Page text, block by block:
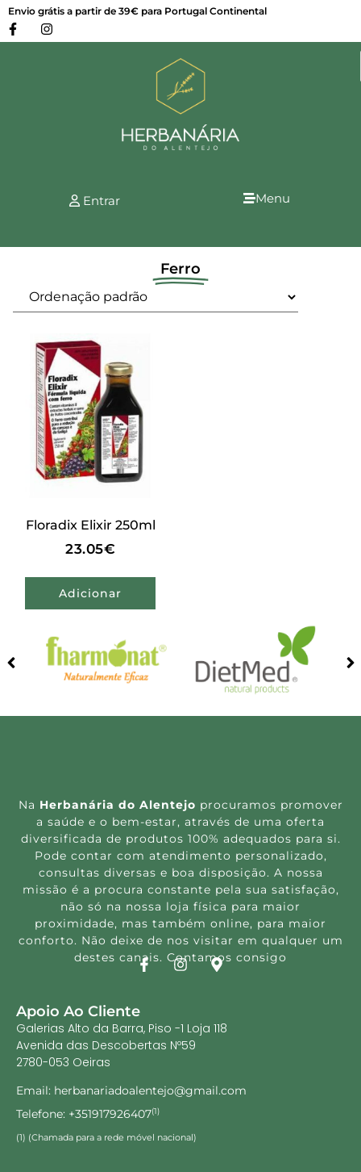
Envio grátis a partir de 39€ para Portugal Continental
Entrar Menu
Ferro
Floradix Elixir 250ml
23.05€
Adicionar
Na Herbanária do Alentejo procuramos promover
a saúde e o bem-estar, através de uma oferta
diversificada de produtos 100% adequados para si.
Pode contar com atendimento personalizado,
consultas diversas e boa disposição. A nossa
missão é a procura constante pela sua satisfação,
não só na nossa loja física para maior
proximidade, mas também online, para maior
conforto. Não deixe de nos visitar em qualquer um
destes canais. Contamos consigo
Apoio Ao Cliente
Galerias Alto da Barra, Piso -1 Loja 118
Avenida das Descobertas Nº59
2780-053 Oeiras
Email: herbanariadoalentejo@gmail.com
Telefone: +351917926407(1)
(1) (Chamada para a rede móvel nacional)